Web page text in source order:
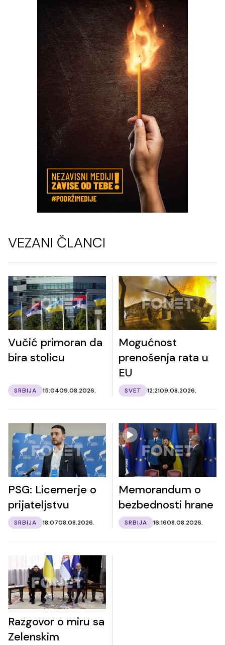
VEZANI ČLANCI
Vučić primoran da
bira stolicu
SRBIJA 15:0409.08.2026.
Mogućnost
prenošenja rata u
EU
SVET 12:2109.08.2026.
PSG: Licemerje o
prijateljstvu
SRBIJA 18:0708.08.2026.
Memorandum o
bezbednosti hrane
SRBIJA 16:1608.08.2026.
Razgovor o miru sa
Zelenskim